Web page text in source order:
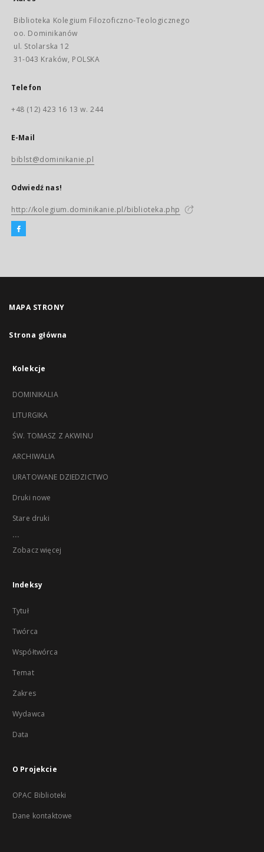
Biblioteka Kolegium Filozoficzno-Teologicznego
oo. Dominikanów
ul. Stolarska 12
31-043 Kraków, POLSKA
Telefon
+48 (12) 423 16 13 w. 244
E-Mail
biblst@dominikanie.pl
Odwiedź nas!
http://kolegium.dominikanie.pl/biblioteka.php
MAPA STRONY
Strona główna
Kolekcje
DOMINIKALIA
LITURGIKA
ŚW. TOMASZ Z AKWINU
ARCHIWALIA
URATOWANE DZIEDZICTWO
Druki nowe
Stare druki
...
Zobacz więcej
Indeksy
Tytuł
Twórca
Współtwórca
Temat
Zakres
Wydawca
Data
O Projekcie
OPAC Biblioteki
Dane kontaktowe